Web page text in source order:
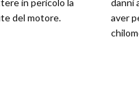
in pericolo la
del motore.
danni
aver